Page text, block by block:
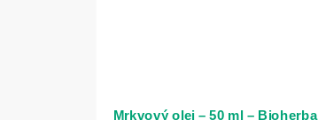
Mrkvový olej – 50 ml – Bioherba